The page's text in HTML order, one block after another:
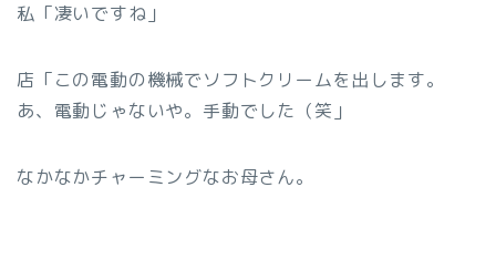
私「凄いですね」
店「この電動の機械でソフトクリームを出します。
あ、電動じゃないや。手動でした（笑」
なかなかチャーミングなお母さん。